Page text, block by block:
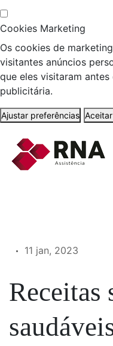
Cookies Marketing
Os cookies de
visitantes anúncios
que eles visitaram
publicitária.
Ajustar preferências
11 jan, 2023
Receitas